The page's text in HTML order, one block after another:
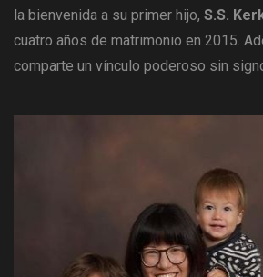
la bienvenida a su primer hijo, S.S.
cuatro años de matrimonio en 2015.
comparte un vínculo poderoso sin